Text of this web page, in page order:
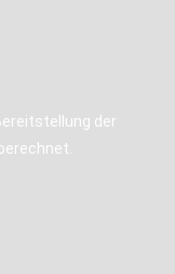
der